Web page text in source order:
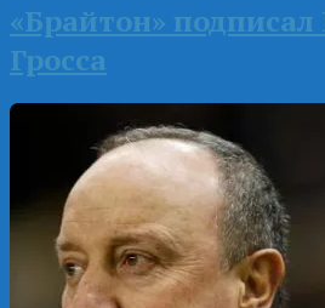
«Брайтон» подписал
Гросса